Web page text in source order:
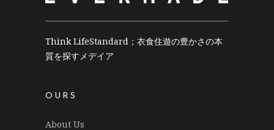
Think LifeStandard；衣食住遊の豊かさの本
質を探すメデイア
OURS
About Us